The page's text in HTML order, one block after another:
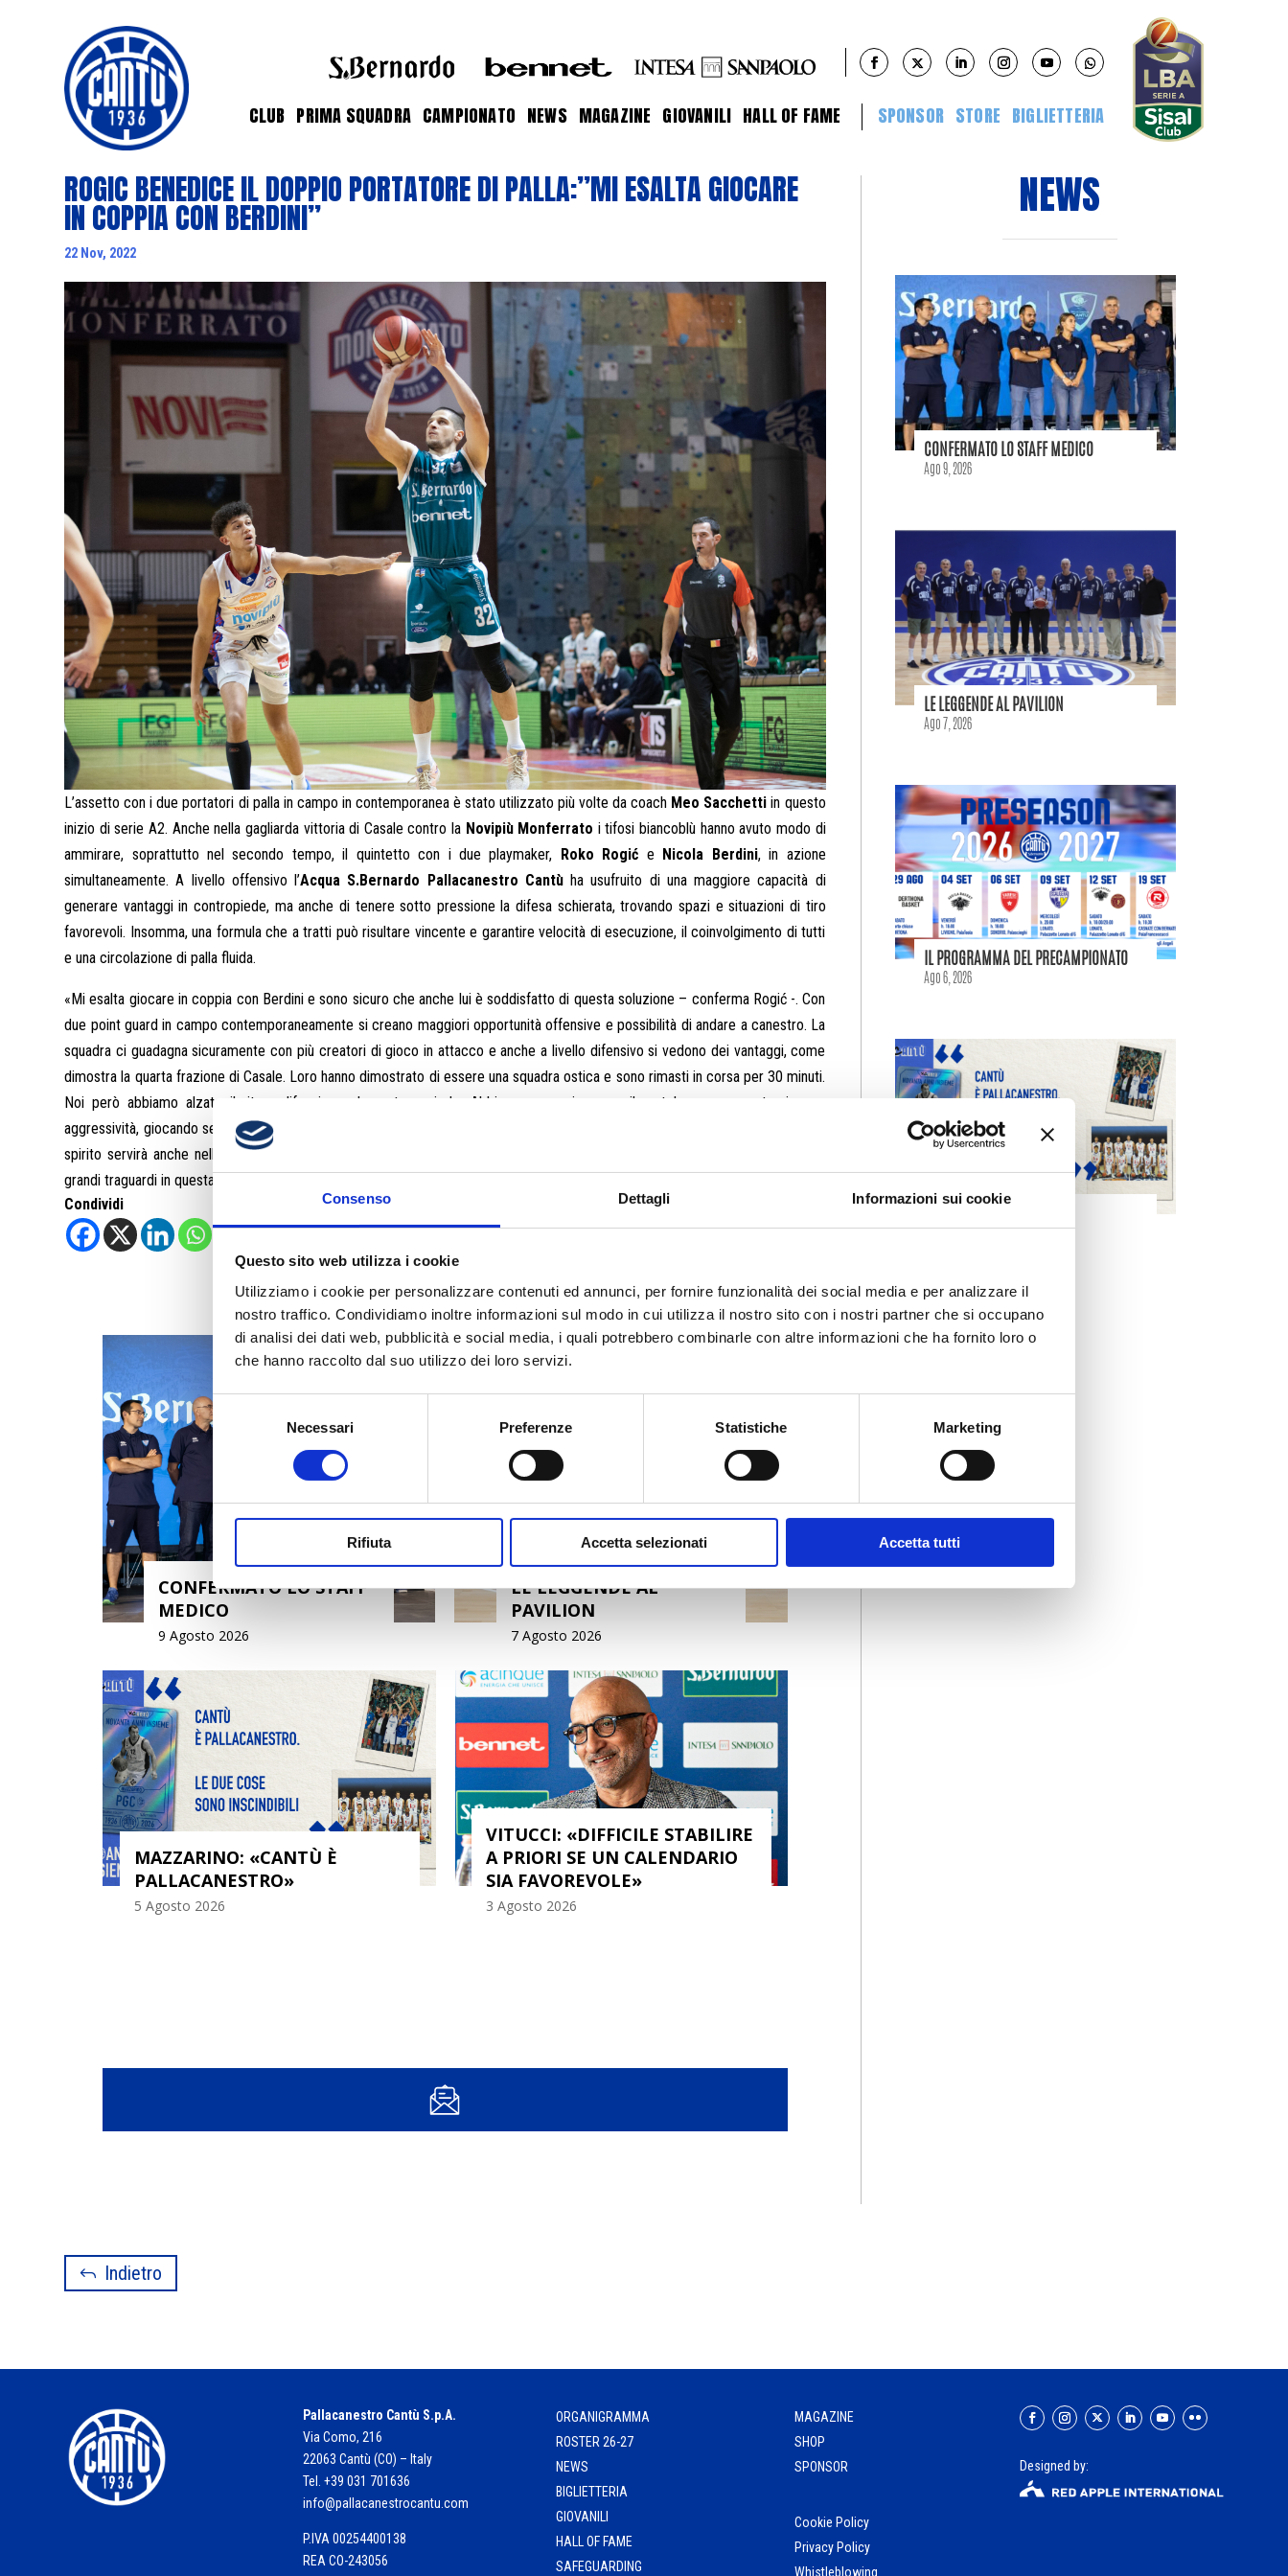
Consenso Dettagli Informazioni sui cookie
Questo sito web utilizza i cookie
Utilizziamo i cookie per personalizzare contenuti ed annunci, per fornire funzionalità dei social media e per analizzare il
nostro traffico. Condividiamo inoltre informazioni sul modo in cui utilizza il nostro sito con i nostri partner che si occupano
di analisi dei dati web, pubblicità e social media, i quali potrebbero combinarle con altre informazioni che ha fornito loro o
che hanno raccolto dal suo utilizzo dei loro servizi.
Selezione
del
Necessari Preferenze Statistiche Marketing
Rifiuta Accetta selezionati Accetta tutti
CLUB PRIMA SQUADRA CAMPIONATO NEWS MAGAZINE GIOVANILI HALL OF FAME SPONSOR STORE BIGLIETTERIA
ROGIC BENEDICE IL DOPPIO PORTATORE DI PALLA:”MI ESALTA GIOCARE
IN COPPIA CON BERDINI”
22 Nov, 2022
L’assetto con i due portatori di palla in campo in contemporanea è stato utilizzato più volte da coach Meo Sacchettiin questo
inizio di serie A2. Anche nella gagliarda vittoria di Casale contro la Novipiù Monferrato i tifosi biancoblù hanno avuto modo di
ammirare, soprattutto nel secondo tempo, il quintetto con i due playmaker, Roko Rogić e Nicola Berdini, in azione
simultaneamente. A livello offensivo l’Acqua S.Bernardo Pallacanestro Cantùha usufruito di una maggiore capacità di
generare vantaggi in contropiede, ma anche di tenere sotto pressione la difesa schierata, trovando spazi e situazioni di tiro
favorevoli. Insomma, una formula che a tratti può risultare vincente e garantire velocità di esecuzione, il coinvolgimento di tutti
e una circolazione di palla fluida.
«Mi esalta giocare in coppia con Berdini e sono sicuro che anche lui è soddisfatto di questa soluzione – conferma Rogić -. Con
due point guard in campo contemporaneamente si creano maggiori opportunità offensive e possibilità di andare a canestro. La
squadra ci guadagna sicuramente con più creatori di gioco in attacco e anche a livello difensivo si vedono dei vantaggi, come
dimostra la quarta frazione di Casale. Loro hanno dimostrato di essere una squadra ostica e sono rimasti in corsa per 30 minuti.
Noi però abbiamo alzato il ritmo difensivo nel quarto periodo. Abbiamo preso in mano il match con concentrazione e
aggressività, giocando senza sbavature e facendo nostro un break che per loro è stato impossibile recuperare. Questo stesso
spirito servirà anche nelle prossime partite. Dobbiamo approcciare le gare in questo modo, solo così potremo raggiungere
grandi traguardi in questa stagione».
Condividi
CONFERMATO LO STAFF
MEDICO
9 Agosto 2026
LE LEGGENDE AL
PAVILION
7 Agosto 2026
MAZZARINO: «CANTÙ È
PALLACANESTRO»
5 Agosto 2026
VITUCCI: «DIFFICILE STABILIRE
A PRIORI SE UN CALENDARIO
SIA FAVOREVOLE»
3 Agosto 2026
NEWS
CONFERMATO LO STAFF MEDICO
Ago 9, 2026
LE LEGGENDE AL PAVILION
Ago 7, 2026
IL PROGRAMMA DEL PRECAMPIONATO
Ago 6, 2026
MAZZARINO: «CANTÙ È
PALLACANESTRO»
Indietro
Pallacanestro Cantù S.p.A.
Via Como, 216
22063 Cantù (CO) – Italy
Tel. +39 031 701636
info@pallacanestrocantu.com
P.IVA 00254400138
REA CO-243056
ORGANIGRAMMA
ROSTER 26-27
NEWS
BIGLIETTERIA
GIOVANILI
HALL OF FAME
SAFEGUARDING
MAGAZINE
SHOP
SPONSOR
Cookie Policy
Privacy Policy
Whistleblowing
Designed by: